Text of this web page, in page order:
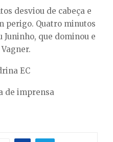
desviou de cabeça e
perigo. Quatro minutos
Juninho, que dominou e
EC
de imprensa